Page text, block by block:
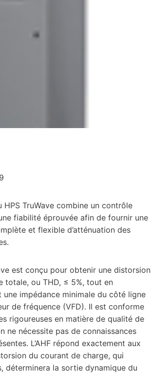
HPS TruWave combine un contrôle
fiabilité éprouvée afin de fournir une
et flexible d’atténuation des
est conçu pour obtenir une distorsion
totale, ou THD, ≤ 5%, tout en
une impédance minimale du côté ligne
de fréquence (VFD). Il est conforme
rigoureuses en matière de qualité de
ne nécessite pas de connaissances
L’AHF répond exactement aux
du courant de charge, qui
déterminera la sortie dynamique du